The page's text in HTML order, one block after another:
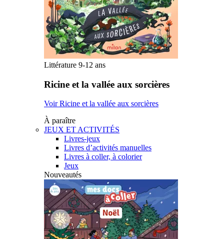
Littérature 9-12 ans
Ricine et la vallée aux sorcières
Voir Ricine et la vallée aux sorcières
À paraître
JEUX ET ACTIVITÉS
Livres-jeux
Livres d’activités manuelles
Livres à coller, à colorier
Jeux
Nouveautés